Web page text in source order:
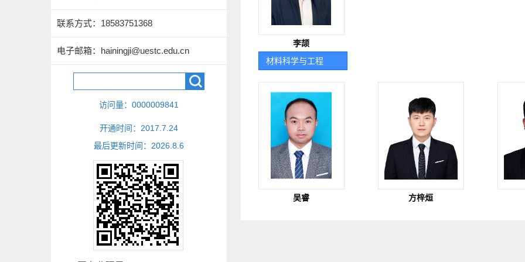
联系方式： 18583751368
电子邮箱： hainingji@uestc.edu.cn
访问量： 0000009841
开通时间： 2017 7 24
最后更新时间： 2026 8 6
李颉
材料科学与工程
吴睿 方梓烜